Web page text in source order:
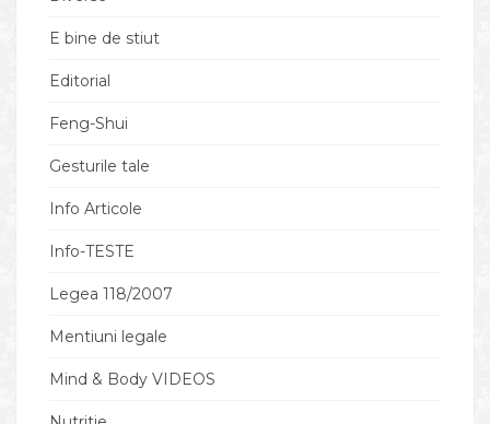
E bine de stiut
Editorial
Feng-Shui
Gesturile tale
Info Articole
Info-TESTE
Legea 118/2007
Mentiuni legale
Mind & Body VIDEOS